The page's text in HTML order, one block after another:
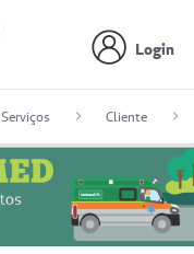
Login
Serviços Cliente